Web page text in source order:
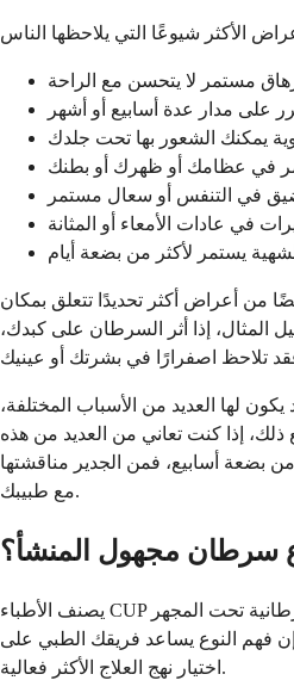
مستمر لا يتحسن مع الراحة
على مدار عدة أسابيع أو أشهر
يمكنك الشعور بها تحت جلدك
في عظامك أو ظهرك أو بطنك
في التنفس أو سعال مستمر
في عادات الأمعاء أو المثانة
يستمر لأكثر من بضعة أيام
من أعراض أكثر تحديدًا تتعلق بمكان
المثال، إذا أثر السرطان على كبدك،
لها العديد من الأسباب المختلفة،
إذا كنت تعاني من العديد من هذه
بضعة أسابيع، فمن الجدير مناقشتها
مع طبيبك.
سرطان مجهول المنشأ؟
يصنف الأطباء CUP بناءً على شكل الخلايا السرطانية تحت المجهر
فهم النوع يساعد فريقك الطبي على
اختيار نهج العلاج الأكثر فعالية.